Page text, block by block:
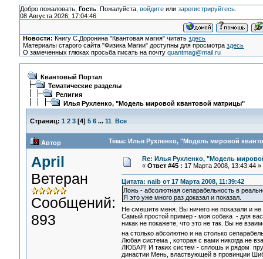
Добро пожаловать, Гость. Пожалуйста, войдитеили зарегистрируйтесь.
08 Августа 2026, 17:04:46
Новости: Книгу С.Доронина "Квантовая магия" читатьздесь
Материалы старого сайта "Физика Магии" доступны для просмотраздесь
О замеченных глюках просьба писать на почтуquantmag@mail.ru
Квантовый Портал
Тематические разделы
Религия
Илья Рухленко, "Модель мировой квантовой матрицы"
Страниц: 1 2 3[4] 5 6 ... 11 Все
Автор Тема: Илья Рухленко, "Модель мировой
April
Ветеран
Сообщений:
893
Re: Илья Рухленко, "Модель
« Ответ #45 : 17 Марта 2008, 13:43:44 »
Цитата: naib от 17 Марта 2008, 11:39:42
Ложь - абсолютная сепарабельность в
Я это уже много раз доказал и показал.
Не смешите меня. Вы ничего не показали и
Самый простой пример - моя собака - для
никак не покажете, что это не так. Вы не
на столько абсолютно и на столько
Любая система , которая с вами никогда не
ЛЮБАЯ! И таких систем - сплошь и рядом
династии Мень, властвующей в провинции